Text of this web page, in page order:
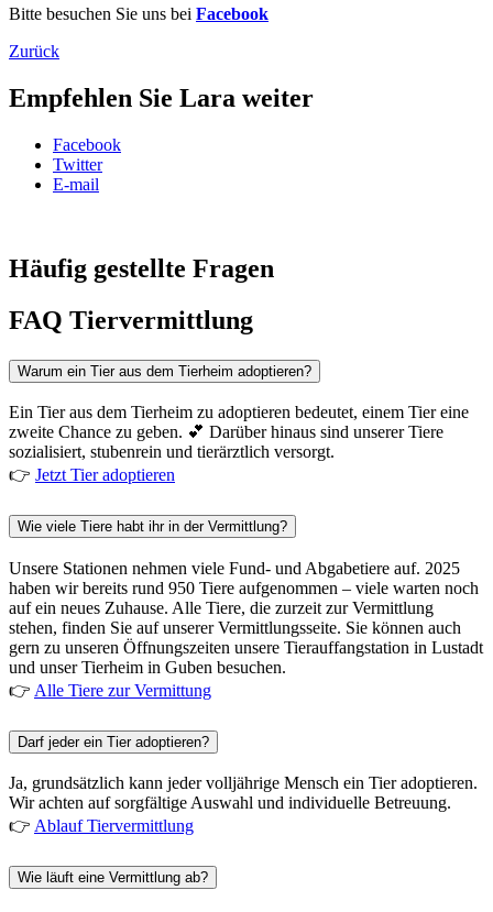
Bitte besuchen Sie uns bei Facebook
Zurück
Empfehlen Sie Lara weiter
Facebook
Twitter
E-mail
Häufig gestellte Fragen
FAQ Tiervermittlung
Warum ein Tier aus dem Tierheim adoptieren?
Ein Tier aus dem Tierheim zu adoptieren bedeutet, einem Tier eine
zweite Chance zu geben. 💕 Darüber hinaus sind unserer Tiere
sozialisiert, stubenrein und tierärztlich versorgt.
👉 Jetzt Tier adoptieren
Wie viele Tiere habt ihr in der Vermittlung?
Unsere Stationen nehmen viele Fund- und Abgabetiere auf. 2025
haben wir bereits rund 950 Tiere aufgenommen – viele warten noch
auf ein neues Zuhause. Alle Tiere, die zurzeit zur Vermittlung
stehen, finden Sie auf unserer Vermittlungsseite. Sie können auch
gern zu unseren Öffnungszeiten unsere Tierauffangstation in Lustadt
und unser Tierheim in Guben besuchen.
👉 Alle Tiere zur Vermittung
Darf jeder ein Tier adoptieren?
Ja, grundsätzlich kann jeder volljährige Mensch ein Tier adoptieren.
Wir achten auf sorgfältige Auswahl und individuelle Betreuung.
👉 Ablauf Tiervermittlung
Wie läuft eine Vermittlung ab?